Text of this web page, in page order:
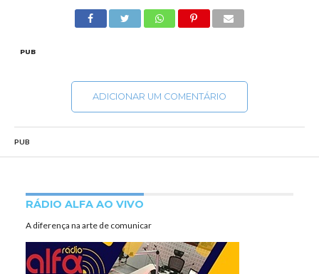
PUB
ADICIONAR UM COMENTÁRIO
PUB
RÁDIO ALFA AO VIVO
A diferença na arte de comunicar